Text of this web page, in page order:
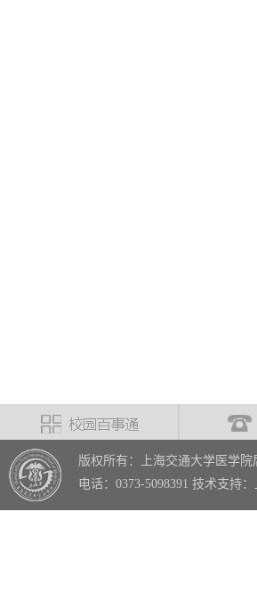
版权所有：上海交通大学医学
电话：0373-5098391 技术支持